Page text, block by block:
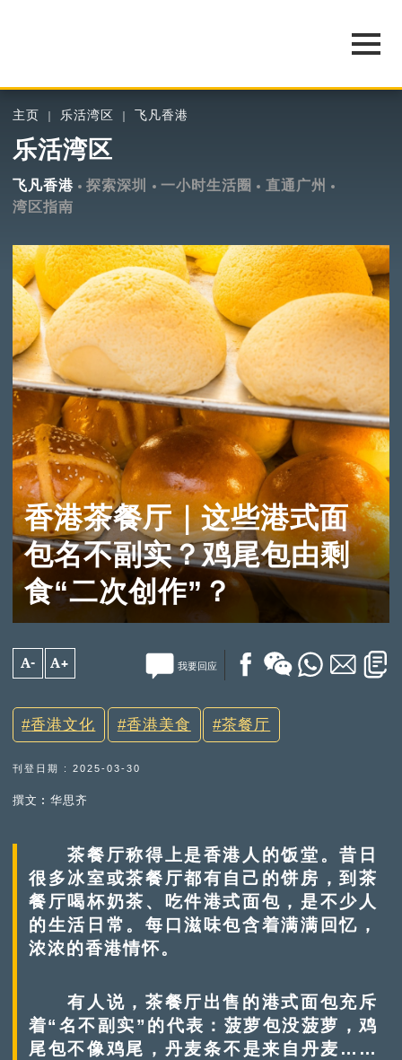
主页 乐活湾区 飞凡香港
乐活湾区
飞凡香港 探索深圳 一小时生活圈
直通广州
湾区指南
香港茶餐厅｜这些港式面
包名不副实？鸡尾包由剩
食“二次创作”？
A- A+ 我要回应
香港文化 香港美食 茶餐厅
刊登日期 : 2025-03-30
撰文︰华思齐
茶餐厅称得上是香港人的饭堂。昔日
很多冰室或茶餐厅都有自己的饼房，到茶
餐厅喝杯奶茶、吃件港式面包，是不少人
的生活日常。每口滋味包含着满满回忆，
浓浓的香港情怀。
有人说，茶餐厅出售的港式面包充斥
着“名不副实”的代表：菠萝包没菠萝，鸡
尾包不像鸡尾，丹麦条不是来自丹麦……